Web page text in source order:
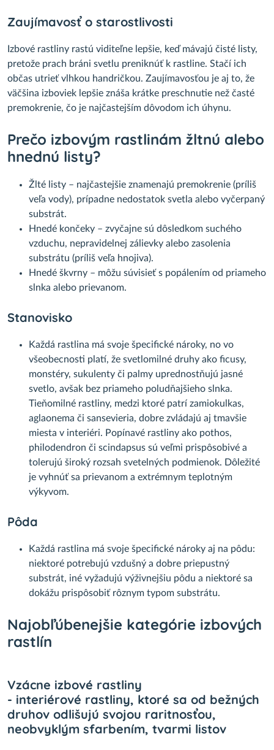
Zaujímavosť o starostlivosti
Izbové rastliny rastú viditeľne lepšie, keď mávajú čisté listy,
pretože prach bráni svetlu preniknúť k rastline. Stačí ich
občas utrieť vlhkou handričkou. Zaujímavosťou je aj to, že
väčšina izboviek lepšie znáša krátke preschnutie než časté
premokrenie, čo je najčastejším dôvodom ich úhynu.
Prečo izbovým rastlinám žltnú alebo
hnednú listy?
Žlté listy – najčastejšie znamenajú premokrenie (príliš
veľa vody), prípadne nedostatok svetla alebo vyčerpaný
substrát.
Hnedé končeky – zvyčajne sú dôsledkom suchého
vzduchu, nepravidelnej zálievky alebo zasolenia
substrátu (príliš veľa hnojiva).
Hnedé škvrny – môžu súvisieť s popálením od priameho
slnka alebo prievanom.
Stanovisko
Každá rastlina má svoje špecifické nároky, no vo
všeobecnosti platí, že svetlomilné druhy ako ficusy,
monstéry, sukulenty či palmy uprednostňujú jasné
svetlo, avšak bez priameho poludňajšieho slnka.
Tieňomilné rastliny, medzi ktoré patrí zamiokulkas,
aglaonema či sansevieria, dobre zvládajú aj tmavšie
miesta v interiéri. Popínavé rastliny ako pothos,
philodendron či scindapsus sú veľmi prispôsobivé a
tolerujú široký rozsah svetelných podmienok. Dôležité
je vyhnúť sa prievanom a extrémnym teplotným
výkyvom.
Pôda
Každá rastlina má svoje špecifické nároky aj na pôdu:
niektoré potrebujú vzdušný a dobre priepustný
substrát, iné vyžadujú výživnejšiu pôdu a niektoré sa
dokážu prispôsobiť rôznym typom substrátu.
Najobľúbenejšie kategórie izbových
rastlín
Vzácne izbové rastliny
- interiérové rastliny, ktoré sa od bežných
druhov odlišujú svojou raritnosťou,
neobvyklým sfarbením, tvarmi listov